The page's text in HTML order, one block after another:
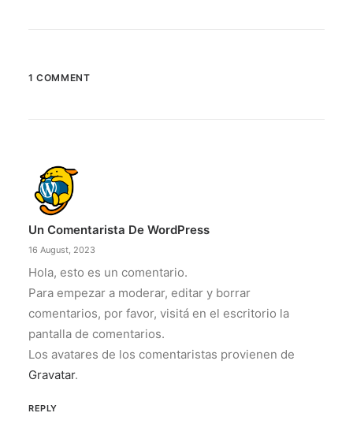
1 COMMENT
Un Comentarista De WordPress
16 August, 2023
Hola, esto es un comentario.
Para empezar a moderar, editar y borrar
comentarios, por favor, visitá en el escritorio la
pantalla de comentarios.
Los avatares de los comentaristas provienen de
Gravatar.
REPLY